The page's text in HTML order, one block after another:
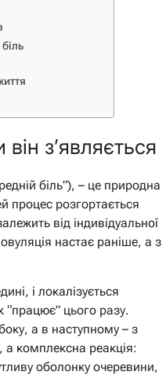
з’являється
біль”), – це природна
процес розгортається
від індивідуальної
настає раніше, а з
і локалізується
“працює” цього разу.
а в наступному – з
комплексна реакція:
оболонку очеревини,